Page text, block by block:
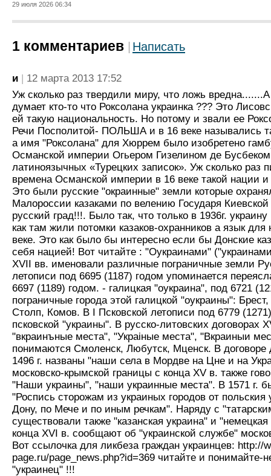
29 июля 2026 06:34
1 комментариев Написать
и
12 марта 2013 17:52
Уж сколько раз твердили миру, что ложь вредна.......А
думает кто-то что Роксолана украинка ??? Это
ей такую национальность. Но потому и звали ее
Речи Посполитой- ПОЛЬША и в 16 веке назывались
а имя "Роксолана" для Хюррем было изобретено
Османской империи Огьером Гизелином де
латиноязычных «Турецких записок». Уж сколько
времена Османской империи в 16 веке такой нации и
Это были русские "окраинные" земли которые
Малороссии казаками по велению Государя
русский град!!!. Было так, что только в 1936г.
как там жили потомки казаков-охранников а язык
веке. Это как было бы интересно если бы Донские
себя нацией! Вот читайте : "Оукраинами"
XVII вв. именовали различные пограничные земли
летописи под 6695 (1187) годом упоминается
6697 (1189) годом. - галицкая "оукраина", под 6721
пограничные города этой галицкой "оукраины":
Столп, Комов. В I Псковской летописи под 6779
псковской "украины". В русско-литовских договорах
"вкраинъные места", "Украiные места", "Вкраиныи
понимаются Смоленск, Любутск, Мценск. В договоре
1496 г. названы "наши села в Мордве на Цне и на
московско-крымской границы с конца XV в. также
"Наши украины", "наши украинные места". В 1571 г.
"Роспись сторожам из украиных городов от
Дону, по Мече и по иным речкам". Наряду с
существовали также "казанская украина" и
конца XVI в. сообщают об "украинской службе"
Вот ссылочка для ликбеза граждан украинцев: http://
page.ru/page_news.php?id=369 читайте и понимайте-
"украинец" !!!